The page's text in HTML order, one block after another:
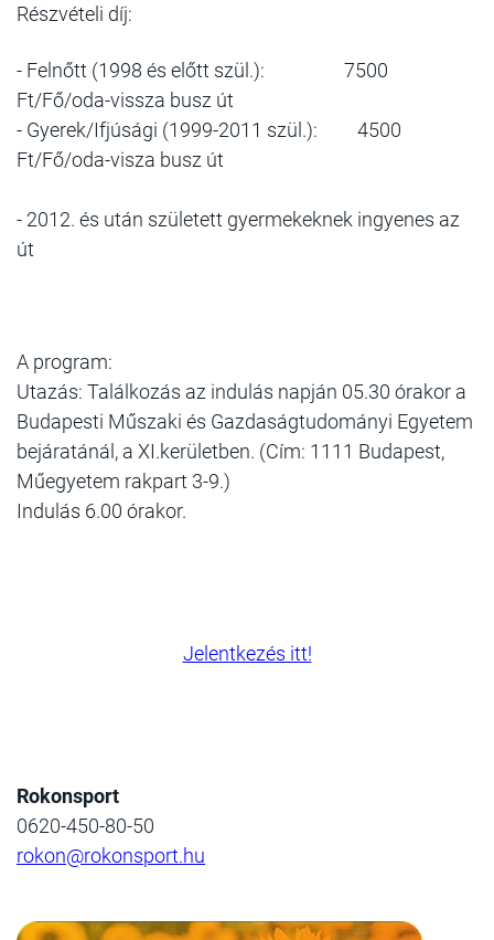
Részvételi díj:
- Felnőtt (1998 és előtt szül.): 7500
Ft/Fő/oda-vissza busz út
- Gyerek/Ifjúsági (1999-2011 szül.): 4500
Ft/Fő/oda-visza busz út
- 2012. és után született gyermekeknek ingyenes az
út
A program:
Utazás: Találkozás az indulás napján 05.30 órakor a
Budapesti Műszaki és Gazdaságtudományi Egyetem
bejáratánál, a XI.kerületben. (Cím: 1111 Budapest,
Műegyetem rakpart 3-9.)
Indulás 6.00 órakor.
Jelentkezés itt!
Rokonsport
0620-450-80-50
rokon@rokonsport.hu